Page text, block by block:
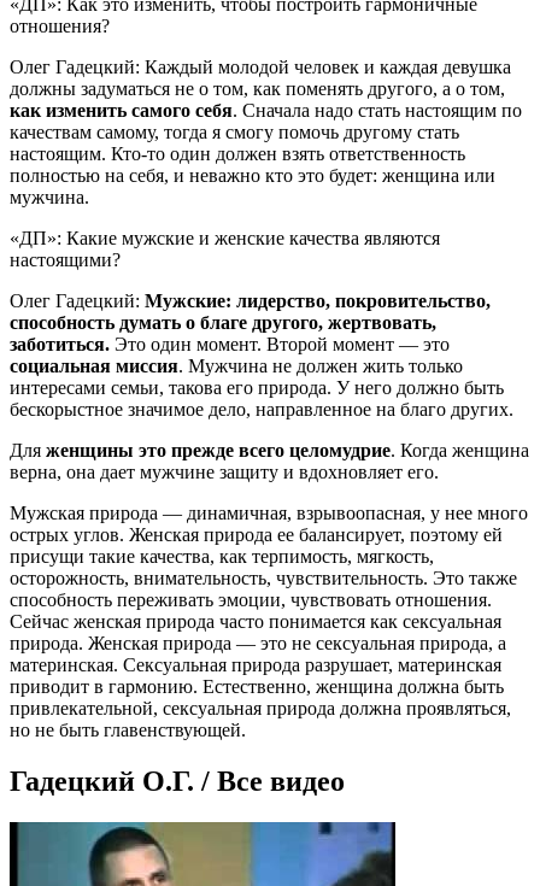
«ДП»: Как это изменить, чтобы построить гармоничные
отношения?
Олег Гадецкий: Каждый молодой человек и каждая девушка
должны задуматься не о том, как поменять другого, а о том,
как изменить самого себя. Сначала надо стать настоящим по
качествам самому, тогда я смогу помочь другому стать
настоящим. Кто-то один должен взять ответственность
полностью на себя, и неважно кто это будет: женщина или
мужчина.
«ДП»: Какие мужские и женские качества являются
настоящими?
Олег Гадецкий: Мужские: лидерство, покровительство,
способность думать о благе другого, жертвовать,
заботиться. Это один момент. Второй момент — это
социальная миссия. Мужчина не должен жить только
интересами семьи, такова его природа. У него должно быть
бескорыстное значимое дело, направленное на благо других.
Для женщины это прежде всего целомудрие. Когда женщина
верна, она дает мужчине защиту и вдохновляет его.
Мужская природа — динамичная, взрывоопасная, у нее много
острых углов. Женская природа ее балансирует, поэтому ей
присущи такие качества, как терпимость, мягкость,
осторожность, внимательность, чувствительность. Это также
способность переживать эмоции, чувствовать отношения.
Сейчас женская природа часто понимается как сексуальная
природа. Женская природа — это не сексуальная природа, а
материнская. Сексуальная природа разрушает, материнская
приводит в гармонию. Естественно, женщина должна быть
привлекательной, сексуальная природа должна проявляться,
но не быть главенствующей.
Гадецкий О.Г. / Все видео